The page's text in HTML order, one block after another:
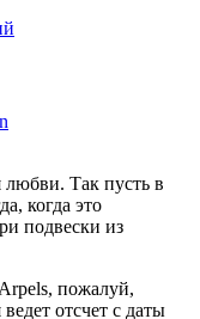
Так пусть в
когда это
подвески из
пожалуй,
отсчет с даты